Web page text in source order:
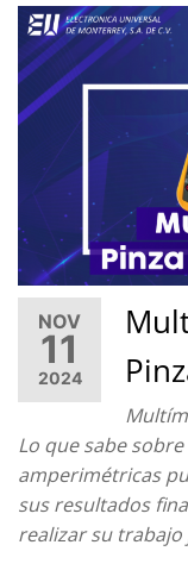
NOV
11
2024
Lo que sabe
amperimétricas
sus resultados
realizar su